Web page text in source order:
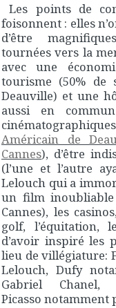
Les points de
foisonnent : elles
d’être
tournées vers la
avec une
tourisme (50% de
Deauville) et une
aussi en
Américain de
Cannes), d’être
(l’une et l’autre
Lelouch qui a
un film
Cannes), les
golf, l’équitation,
d’avoir inspiré les
lieu de villégiature:
Lelouch, Dufy
Gabriel Chanel,
Picasso notamment